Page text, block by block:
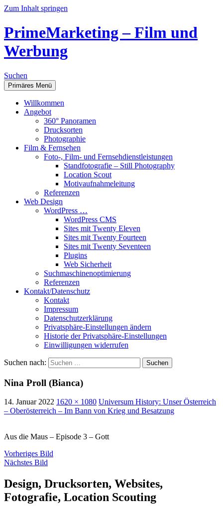
Zum Inhalt springen
PrimeMarketing – Film und
Werbung
Suchen
Primäres Menü
Willkommen
Angebot
360° Panoramen
Drucksorten
Photographie
Film & Fernsehen
Foto-, Film- und Fernsehdienstleistungen
Standfotografie – Still Photography
Location Scout
Motivaufnahmeleitung
Referenzen
Web Design
WordPress …
WordPress CMS
Sites mit Twenty Eleven
Sites mit Twenty Fourteen
Sites mit Twenty Seventeen
Plugins
Web Sicherheit
Suchmaschinenoptimierung
Referenzen
Kontakt/Datenschutz
Kontakt
Impressum
Datenschutzerklärung
Privatsphäre-Einstellungen ändern
Historie der Privatsphäre-Einstellungen
Einwilligungen widerrufen
Suchen nach:
Nina Proll (Bianca)
14. Januar 2022 1620 × 1080 Universum History: Unser Österreich
– Oberösterreich – Im Bann von Krieg und Besatzung
Aus die Maus – Episode 3 – Gott
Vorheriges Bild
Nächstes Bild
Design, Drucksorten, Websites,
Fotografie, Location Scouting